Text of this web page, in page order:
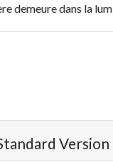
demeure dans la
Version